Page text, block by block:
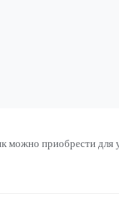
можно приобрести